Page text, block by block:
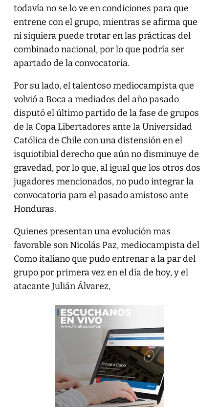
todavía no se lo ve en condiciones para que
entrene con el grupo, mientras se afirma que
ni siquiera puede trotar en las prácticas del
combinado nacional, por lo que podría ser
apartado de la convocatoria.
Por su lado, el talentoso mediocampista que
volvió a Boca a mediados del año pasado
disputó el último partido de la fase de grupos
de la Copa Libertadores ante la Universidad
Católica de Chile con una distensión en el
isquiotibial derecho que aún no disminuye de
gravedad, por lo que, al igual que los otros dos
jugadores mencionados, no pudo integrar la
convocatoria para el pasado amistoso ante
Honduras.
Quienes presentan una evolución mas
favorable son Nicolás Paz, mediocampista del
Como italiano que pudo entrenar a la par del
grupo por primera vez en el día de hoy, y el
atacante Julián Álvarez,